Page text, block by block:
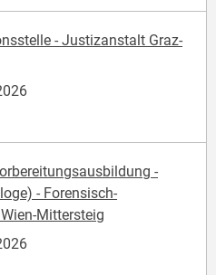
- Justizanstalt Graz-
-
- Forensisch-
Mittersteig